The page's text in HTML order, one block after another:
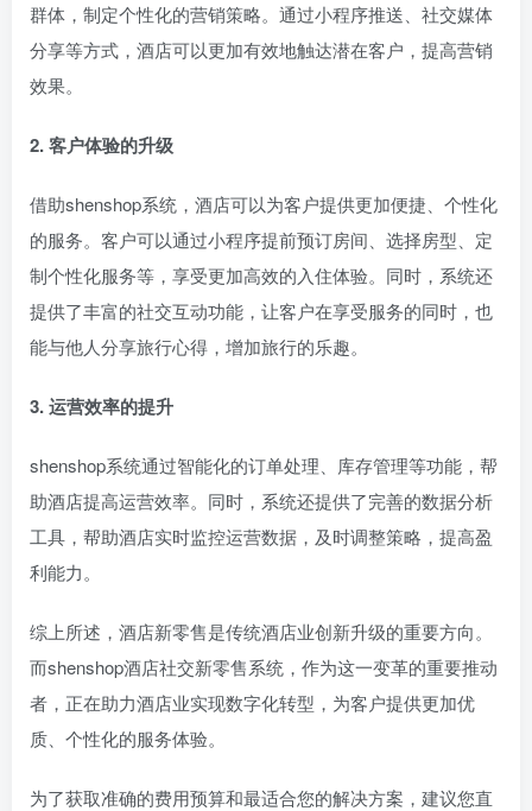
群体，制定个性化的营销策略。通过小程序推送、社交媒体
分享等方式，酒店可以更加有效地触达潜在客户，提高营销
效果。
2. 客户体验的升级
借助shenshop系统，酒店可以为客户提供更加便捷、个性化
的服务。客户可以通过小程序提前预订房间、选择房型、定
制个性化服务等，享受更加高效的入住体验。同时，系统还
提供了丰富的社交互动功能，让客户在享受服务的同时，也
能与他人分享旅行心得，增加旅行的乐趣。
3. 运营效率的提升
shenshop系统通过智能化的订单处理、库存管理等功能，帮
助酒店提高运营效率。同时，系统还提供了完善的数据分析
工具，帮助酒店实时监控运营数据，及时调整策略，提高盈
利能力。
综上所述，酒店新零售是传统酒店业创新升级的重要方向。
而shenshop酒店社交新零售系统，作为这一变革的重要推动
者，正在助力酒店业实现数字化转型，为客户提供更加优
质、个性化的服务体验。
为了获取准确的费用预算和最适合您的解决方案，建议您直